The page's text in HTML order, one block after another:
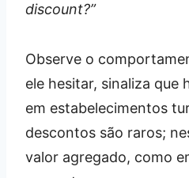
discount?”
Observe o
ele hesitar, sinaliza que
em estabelecimentos
descontos são raros;
valor agregado, como